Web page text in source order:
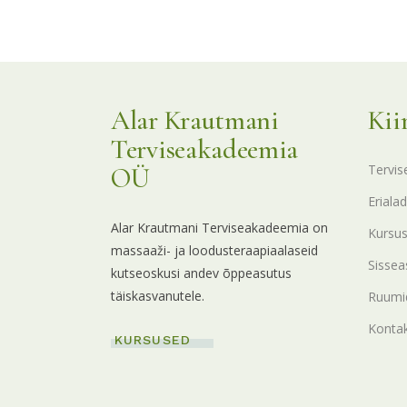
Alar Krautmani
Terviseakadeemia
OÜ
Alar Krautmani Terviseakadeemia on
massaaži- ja loodusteraapiaalaseid
kutseoskusi andev õppeasutus
täiskasvanutele.
KURSUSED
Erialad